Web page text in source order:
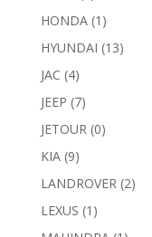
HONDA (1)
HYUNDAI (13)
JAC (4)
JEEP (7)
JETOUR (0)
KIA (9)
LANDROVER (2)
LEXUS (1)